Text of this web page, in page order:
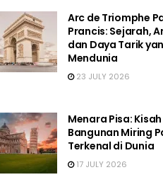
Arc de Triomphe
Prancis: Sejarah,
dan Daya Tarik
Mendunia
23 JULY 2026
Menara Pisa:
Bangunan Miring
Terkenal di Dunia
17 JULY 2026